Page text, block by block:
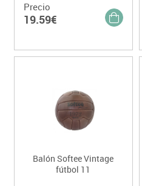
Precio
19.59€
Balón Softee Vintage
fútbol 11